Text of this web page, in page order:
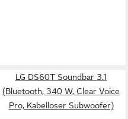
LG DS60T Soundbar 3.1
(Bluetooth, 340 W, Clear Voice
Pro, Kabelloser Subwoofer)